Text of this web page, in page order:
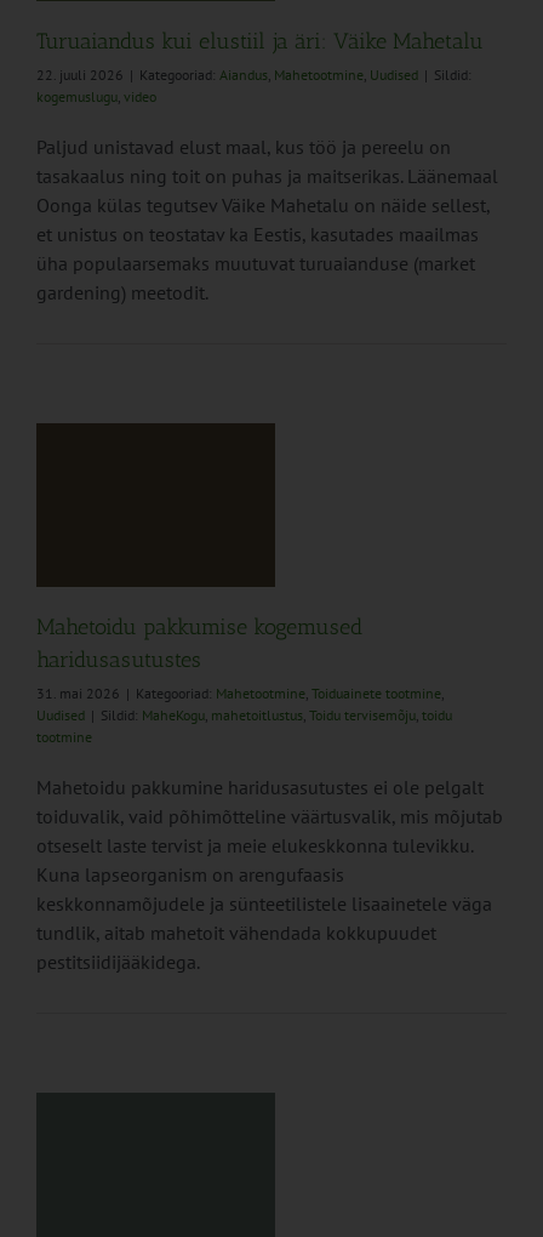
Turuaiandus kui elustiil ja äri: Väike Mahetalu
22. juuli 2026 | Kategooriad: Aiandus, Mahetootmine, Uudised | Sildid:
kogemuslugu, video
Paljud unistavad elust maal, kus töö ja pereelu on
tasakaalus ning toit on puhas ja maitserikas. Läänemaal
Oonga külas tegutsev Väike Mahetalu on näide sellest,
et unistus on teostatav ka Eestis, kasutades maailmas
üha populaarsemaks muutuvat turuaianduse (market
gardening) meetodit.
Mahetoidu pakkumise kogemused
haridusasutustes
31. mai 2026 | Kategooriad: Mahetootmine, Toiduainete tootmine,
Uudised | Sildid: MaheKogu, mahetoitlustus, Toidu tervisemõju, toidu
tootmine
Mahetoidu pakkumine haridusasutustes ei ole pelgalt
toiduvalik, vaid põhimõtteline väärtusvalik, mis mõjutab
otseselt laste tervist ja meie elukeskkonna tulevikku.
Kuna lapseorganism on arengufaasis
keskkonnamõjudele ja sünteetilistele lisaainetele väga
tundlik, aitab mahetoit vähendada kokkupuudet
pestitsiidijääkidega.